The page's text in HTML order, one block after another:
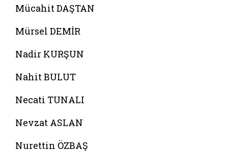
Mücahit DAŞTAN
Mürsel DEMİR
Nadir KURŞUN
Nahit BULUT
Necati TUNALI
Nevzat ASLAN
Nurettin ÖZBAŞ